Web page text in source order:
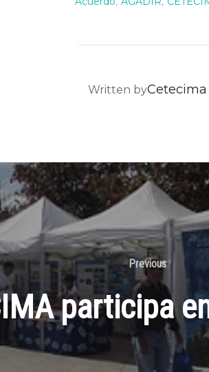
POST AUTHOR
Written byCetecima
Previous
participa